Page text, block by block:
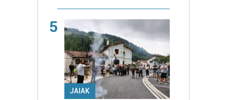
5
JAIAK